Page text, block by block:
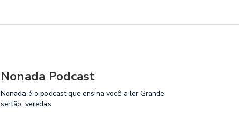
Nonada Podcast
Nonada é o podcast que ensina você a ler Grande
sertão: veredas